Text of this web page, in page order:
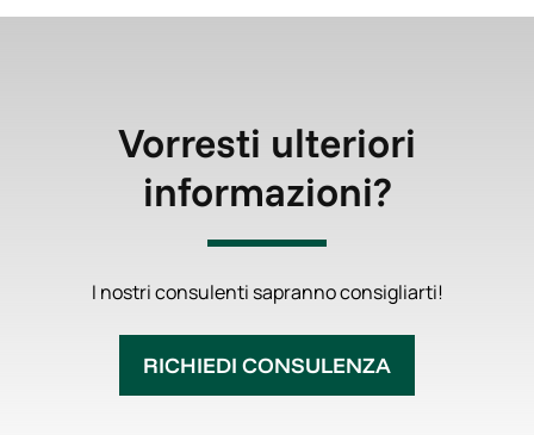
Vorresti ulteriori
informazioni?
I nostri consulenti sapranno consigliarti!
RICHIEDI CONSULENZA